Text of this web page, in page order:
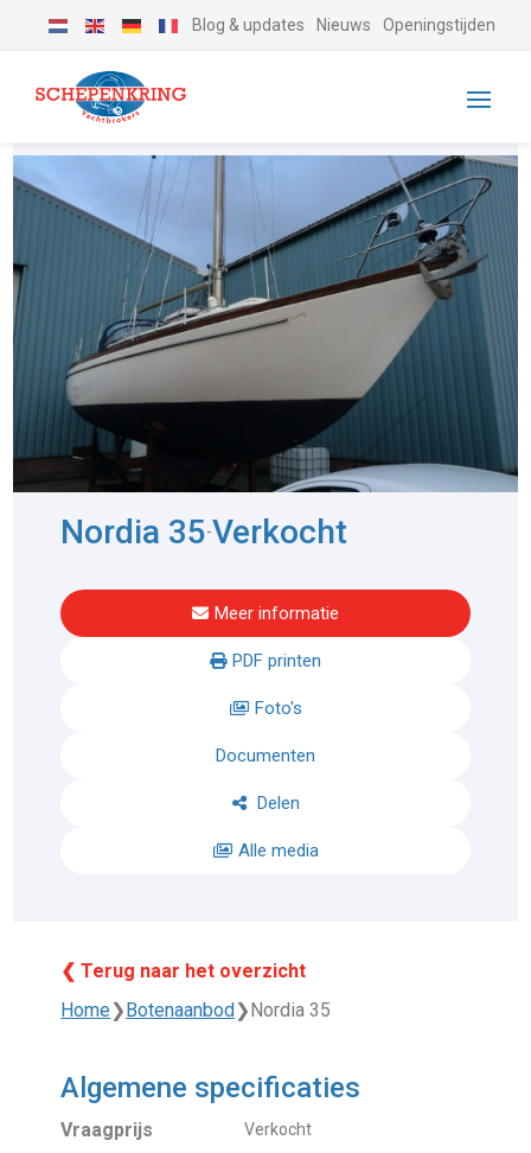
Blog & updates Nieuws Openingstijden
Nordia 35-Verkocht
Meer informatie
PDF printen
Foto's
Documenten
Delen
Alle media
❮ Terug naar het overzicht
Home❯Botenaanbod❯Nordia 35
Algemene specificaties
Vraagprijs Verkocht